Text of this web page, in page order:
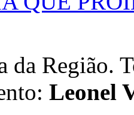
da Região.
Leonel